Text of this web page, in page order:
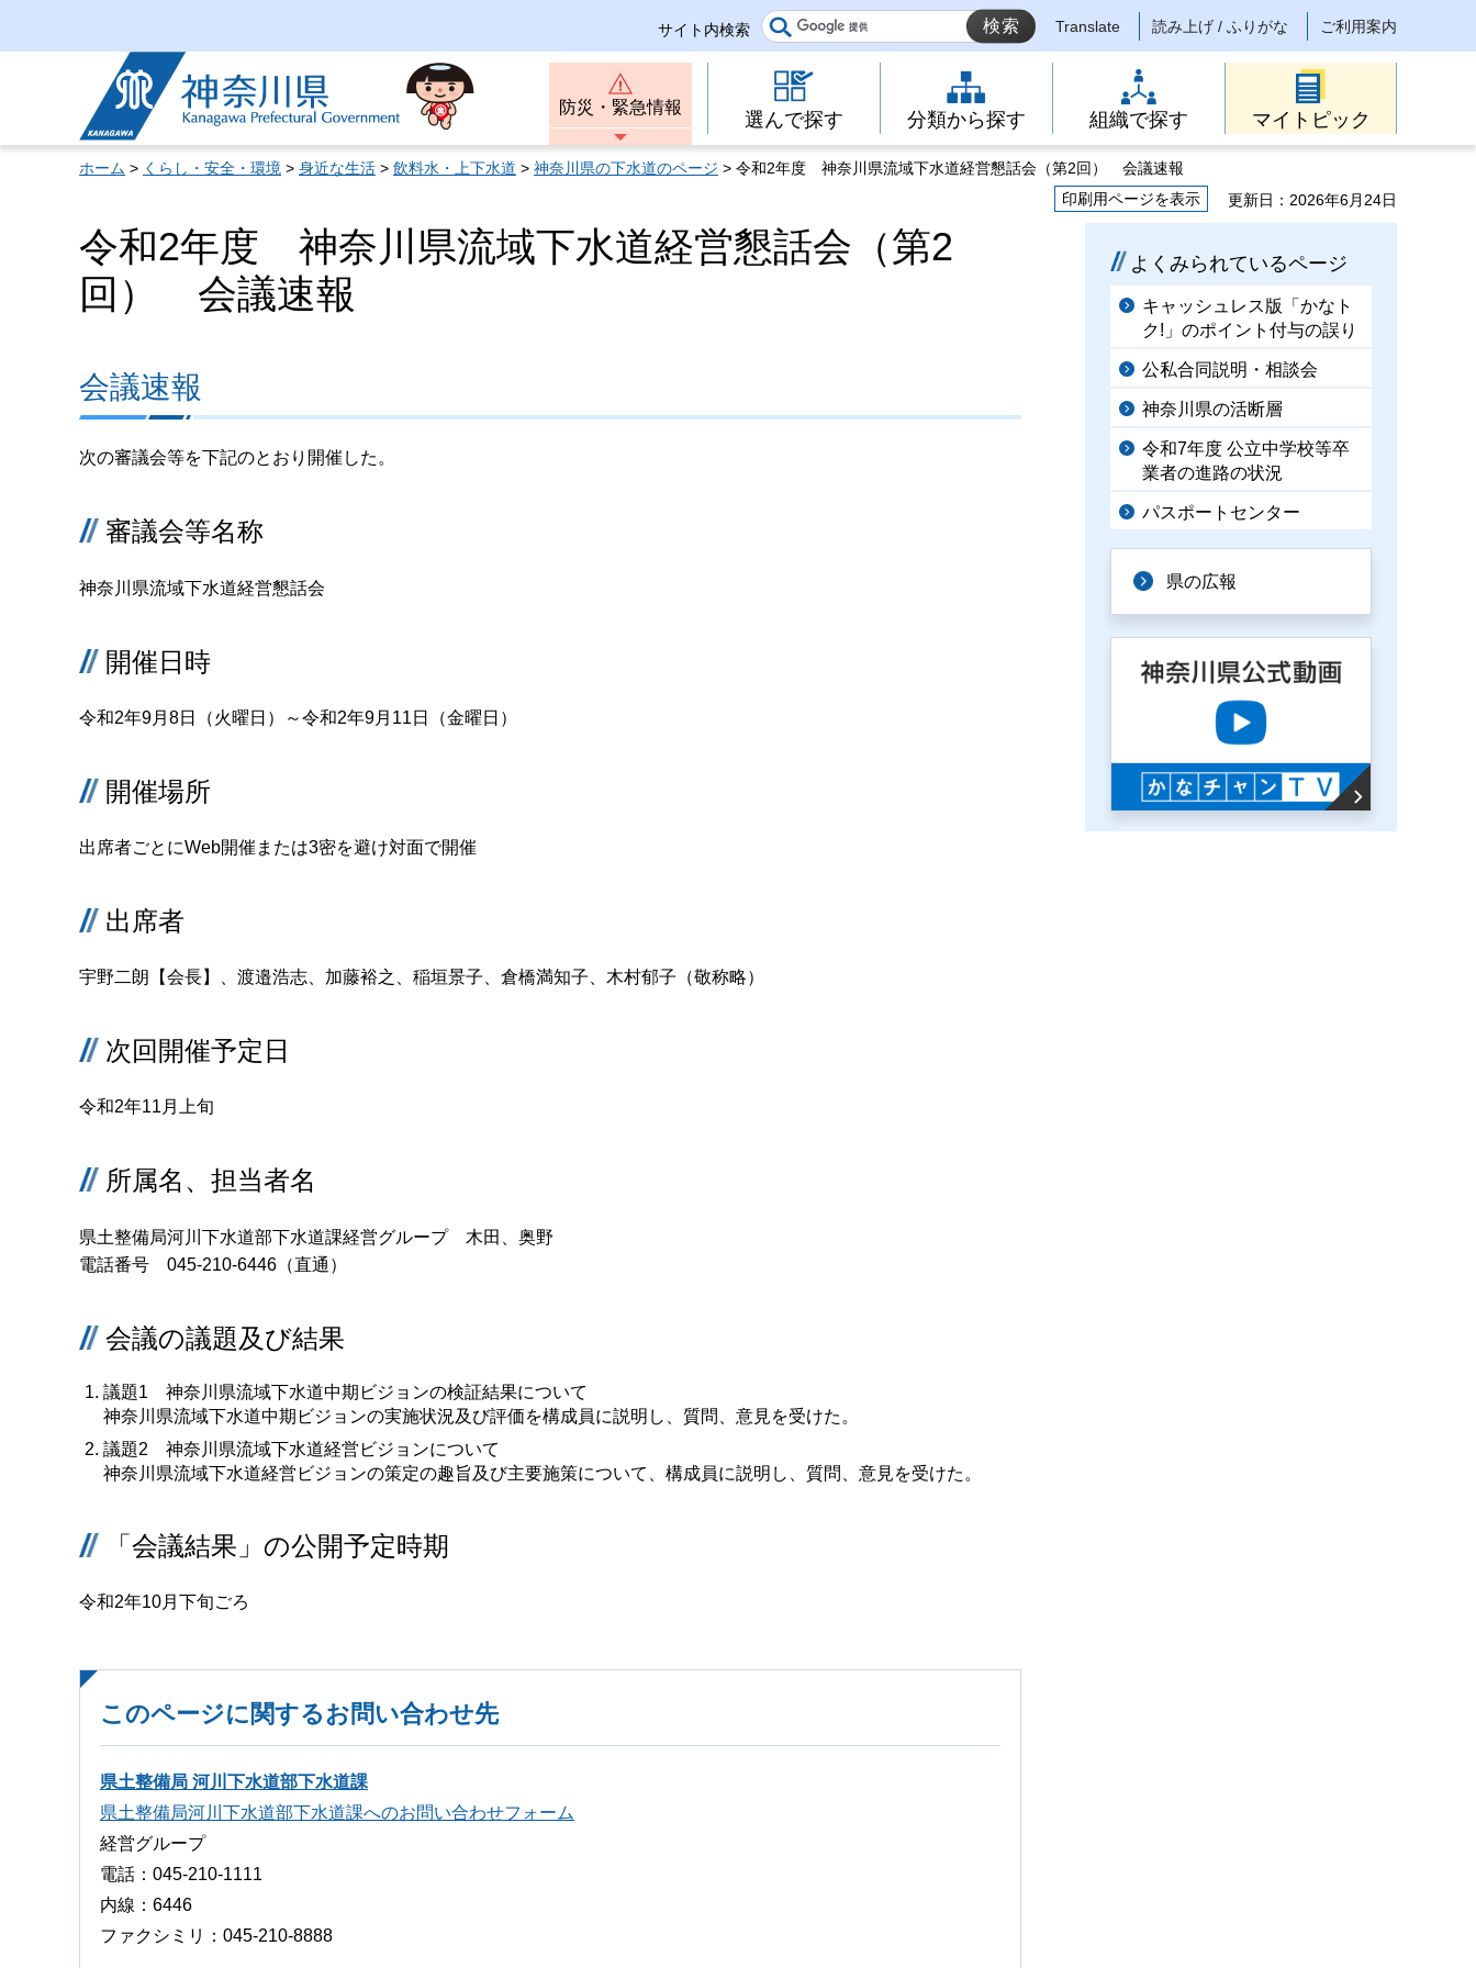
サイト内検索 Translate 読み上げ / ふりがな ご利用案内
神奈川県
防災・緊急情報
選んで探す 分類から探す 組織で探す マイトピック
ホーム > くらし・安全・環境 > 身近な生活 > 飲料水・上下水道 > 神奈川県の下水道のページ > 令和2年度 神奈川県流域下水道経営懇話会（第2回） 会議速報
印刷用ページを表示
更新日：2026年6月24日
令和2年度 神奈川県流域下水道経営懇話会（第2
回） 会議速報
会議速報
次の審議会等を下記のとおり開催した。
審議会等名称
神奈川県流域下水道経営懇話会
開催日時
令和2年9月8日（火曜日）～令和2年9月11日（金曜日）
開催場所
出席者ごとにWeb開催または3密を避け対面で開催
出席者
宇野二朗【会長】、渡邉浩志、加藤裕之、稲垣景子、倉橋満知子、木村郁子（敬称略）
次回開催予定日
令和2年11月上旬
所属名、担当者名
県土整備局河川下水道部下水道課経営グループ 木田、奥野
電話番号 045-210-6446（直通）
会議の議題及び結果
議題1 神奈川県流域下水道中期ビジョンの検証結果について
神奈川県流域下水道中期ビジョンの実施状況及び評価を構成員に説明し、質問、意見を受けた。
議題2 神奈川県流域下水道経営ビジョンについて
神奈川県流域下水道経営ビジョンの策定の趣旨及び主要施策について、構成員に説明し、質問、意見を受けた。
「会議結果」の公開予定時期
令和2年10月下旬ごろ
このページに関するお問い合わせ先
県土整備局 河川下水道部下水道課
県土整備局河川下水道部下水道課へのお問い合わせフォーム
経営グループ
電話：045-210-1111
内線：6446
ファクシミリ：045-210-8888
よくみられているページ
キャッシュレス版「かなト
ク!」のポイント付与の誤り
公私合同説明・相談会
神奈川県の活断層
令和7年度 公立中学校等卒
業者の進路の状況
パスポートセンター
県の広報